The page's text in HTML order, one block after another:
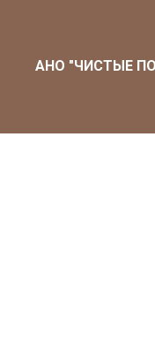
АНО "ЧИСТЫЕ